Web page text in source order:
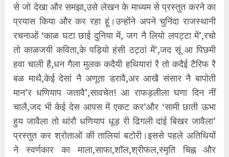
से जो देखा और समझा,उसे लेखन के माध्यम से प्रस्तुत करने का
प्रयास किया और कर रहा हूं।उन्होंने अपने चुनिंदा राजस्थानी
रचनाओं ‘काळ घटा छाई दुनिया में, जग नै लियो लपट्टा में’,रचो
तो काळजयी कविता,के पड़ियो हंसी ठट्ठां में’,जद सूं आ पिछमी
हवा चाली है,धन गैला मुलक कदैयी हथियारां रै तो कदैई टैरिफ रै
बळ माथै,केई देसां नै अणूता डरावै,अर आखै संसार नै बापोती
मान’र धणियाप जतावै’,सावचेत! आ राफड़लीला घणा दिन नीं
चालै,जद भी केई देस आपस में एकट कर’और ‘सामी छाती ऊभा
हुय जावैला तो थांरौ धणियाप धूड़ री ढिगली दांई बिखर जावैला’
प्रस्तुत कर श्रोताओं की तालियां बटोरी।इससे पहले अतिथियों
ने स्वर्णकार का माला,साफा,शॉल,श्रीफल,स्मृति चिह्न और